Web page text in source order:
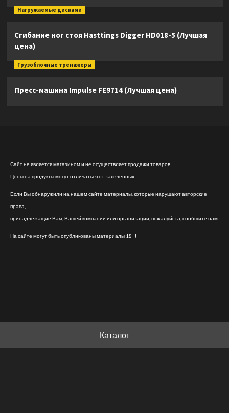
Нагружаемые дисками
Сгибание ног стоя Hasttings Digger HD018-5 (Лучшая
цена)
Грузоблочные тренажеры
Пресс-машина Impulse FE9714 (Лучшая цена)
Сайт не является магазином и не осуществляет продажи товаров.
Цены на продукты могут отличаться от заявленных.
Если Вы обнаружили на нашем сайте материалы, которые нарушают авторские
права,
принадлежащие Вам, Вашей компании или организации, пожалуйста, сообщите нам.
На сайте могут быть опубликованы материалы 18+!
Каталог